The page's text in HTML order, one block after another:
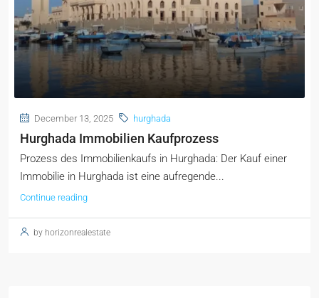
December 13, 2025 hurghada
Hurghada Immobilien Kaufprozess
Prozess des Immobilienkaufs in Hurghada: Der Kauf einer
Immobilie in Hurghada ist eine aufregende...
Continue reading
by horizonrealestate